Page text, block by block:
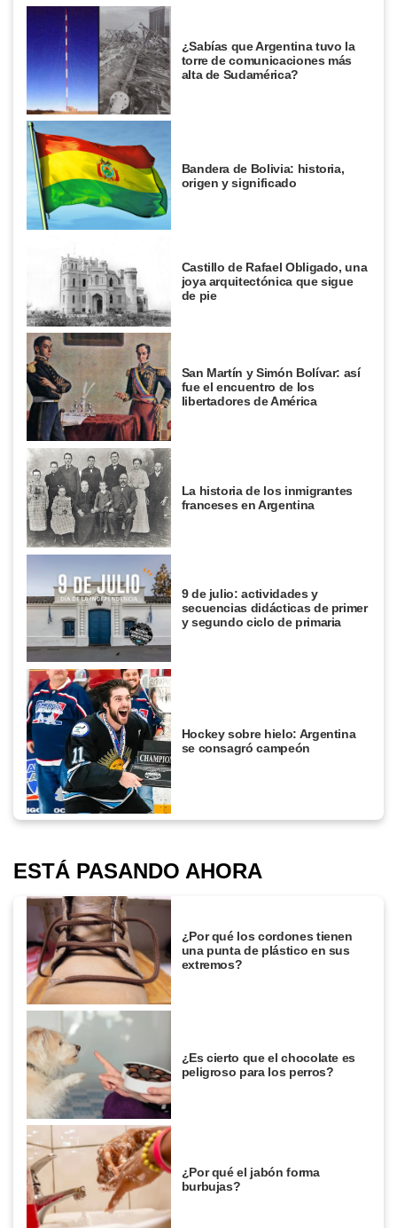
¿Sabías que Argentina tuvo la
torre de comunicaciones más
alta de Sudamérica?
Bandera de Bolivia: historia,
origen y significado
Castillo de Rafael Obligado, una
joya arquitectónica que sigue
de pie
San Martín y Simón Bolívar: así
fue el encuentro de los
libertadores de América
La historia de los inmigrantes
franceses en Argentina
9 de julio: actividades y
secuencias didácticas de primer
y segundo ciclo de primaria
Hockey sobre hielo: Argentina
se consagró campeón
ESTÁ PASANDO AHORA
¿Por qué los cordones tienen
una punta de plástico en sus
extremos?
¿Es cierto que el chocolate es
peligroso para los perros?
¿Por qué el jabón forma
burbujas?